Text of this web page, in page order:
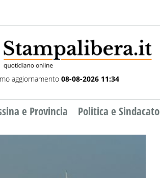
aggiornamento 08-08-2026 11:34
e Provincia Politica e Sindacato